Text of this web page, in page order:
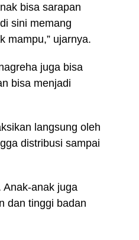
bisa sarapan
sini memang
mampu,” ujarnya.
juga bisa
bisa menjadi
langsung oleh
distribusi sampai
Anak-anak juga
dan tinggi badan